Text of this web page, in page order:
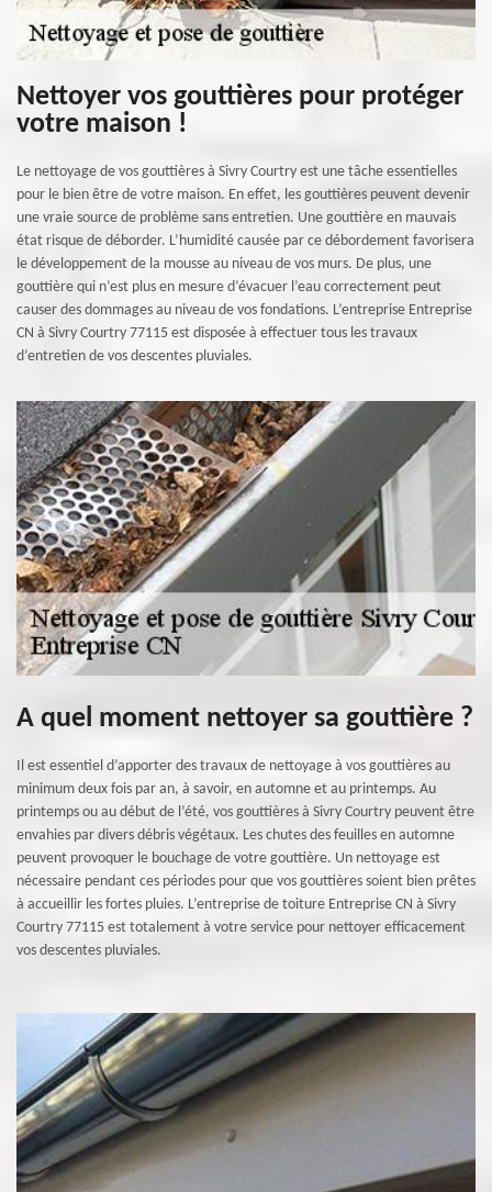
Nettoyer vos gouttières pour protéger
votre maison !
Le nettoyage de vos gouttières à Sivry Courtry est une tâche essentielles
pour le bien être de votre maison. En effet, les gouttières peuvent devenir
une vraie source de problème sans entretien. Une gouttière en mauvais
état risque de déborder. L’humidité causée par ce débordement favorisera
le développement de la mousse au niveau de vos murs. De plus, une
gouttière qui n’est plus en mesure d’évacuer l’eau correctement peut
causer des dommages au niveau de vos fondations. L’entreprise Entreprise
CN à Sivry Courtry 77115 est disposée à effectuer tous les travaux
d’entretien de vos descentes pluviales.
A quel moment nettoyer sa gouttière ?
Il est essentiel d’apporter des travaux de nettoyage à vos gouttières au
minimum deux fois par an, à savoir, en automne et au printemps. Au
printemps ou au début de l’été, vos gouttières à Sivry Courtry peuvent être
envahies par divers débris végétaux. Les chutes des feuilles en automne
peuvent provoquer le bouchage de votre gouttière. Un nettoyage est
nécessaire pendant ces périodes pour que vos gouttières soient bien prêtes
à accueillir les fortes pluies. L’entreprise de toiture Entreprise CN à Sivry
Courtry 77115 est totalement à votre service pour nettoyer efficacement
vos descentes pluviales.